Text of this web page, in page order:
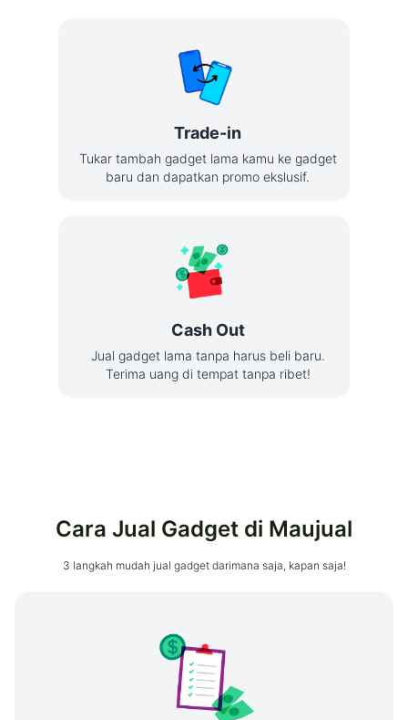
Trade-in
Tukar tambah gadget lama kamu ke gadget
baru dan dapatkan promo ekslusif.
Cash Out
Jual gadget lama tanpa harus beli baru.
Terima uang di tempat tanpa ribet!
Cara Jual Gadget di Maujual
3 langkah mudah jual gadget darimana saja, kapan saja!